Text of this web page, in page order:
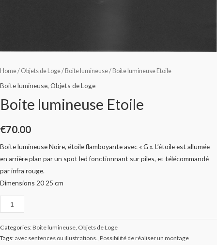
Home/ Objets de Loge/ Boite lumineuse/ Boite lumineuse Etoile
Boite lumineuse, Objets de Loge
Boite lumineuse Etoile
€70.00
Boite lumineuse Noire, étoile flamboyante avec « G ». L’étoile est allumée
en arrière plan par un spot led fonctionnant sur piles, et télécommandé
par infra rouge.
Dimensions 20 25 cm
Categories:Boite lumineuse, Objets de Loge
Tags: avec sentences ou illustrations., Possibilité de réaliser un montage